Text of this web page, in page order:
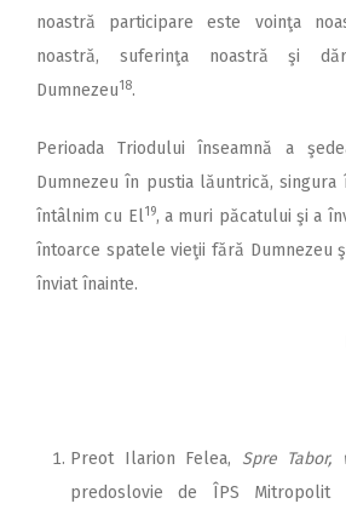
noastră participare este voinţa
noastră, suferinţa noastră şi
Dumnezeu18.
Perioada Triodului înseamnă a
Dumnezeu în pustia lăuntrică,
întâlnim cu El19, a muri păcatului şi a
întoarce spatele vieţii fără Dumnezeu
înviat înainte.
Preot Ilarion Felea, Spre Tabor,
predoslovie de ÎPS Mitropolit